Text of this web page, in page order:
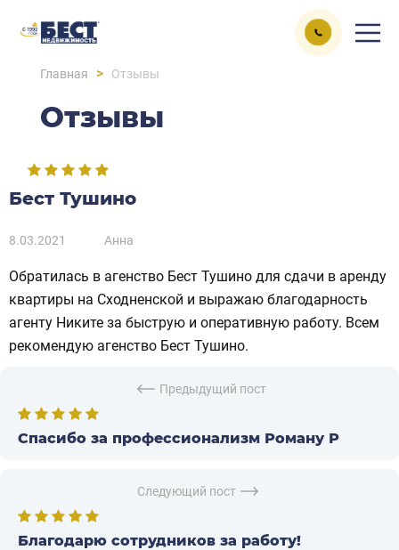
Главная > Отзывы
Отзывы
Бест Тушино
8.03.2021 Анна
Обратилась в агенство Бест Тушино для сдачи в аренду
квартиры на Сходненской и выражаю благодарность
агенту Никите за быструю и оперативную работу. Всем
рекомендую агенство Бест Тушино.
Предыдущий пост
Спасибо за профессионализм Роману Р
Следующий пост
Благодарю сотрудников за работу!